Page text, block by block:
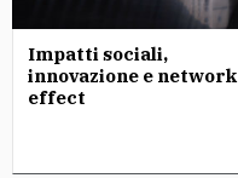
Impatti sociali,
innovazione e network
effect